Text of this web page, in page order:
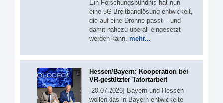
Ein Forschungsbündnis hat nun
eine 5G-Breitbandlösung entwickelt,
die auf eine Drohne passt – und
damit nahezu überall eingesetzt
werden kann. mehr...
Hessen/Bayern: Kooperation bei
VR-gestützter Tatortarbeit
[20.07.2026] Bayern und Hessen
wollen das in Bayern entwickelte